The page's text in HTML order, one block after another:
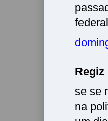
Regiz
se se
na